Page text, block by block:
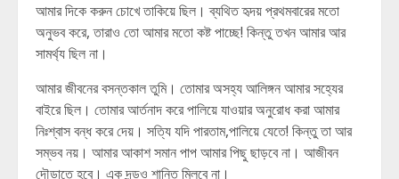
আমার দিকে করুন চোখে তাকিয়ে ছিল। ব্যথিত হৃদয় প্রথমবারের মতো
অনুভব করে, তারাও তো আমার মতো কষ্ট পাচ্ছে! কিন্তু তখন আমার আর
সামর্থ্য ছিল না।
আমার জীবনের বসন্তকাল তুমি। তোমার অসহ্য আলিঙ্গন আমার সহ্যের
বাইরে ছিল। তোমার আর্তনাদ করে পালিয়ে যাওয়ার অনুরোধ করা আমার
নিঃশ্বাস বন্ধ করে দেয়। সত্যি যদি পারতাম,পালিয়ে যেতে! কিন্তু তা আর
সম্ভব নয়। আমার আকাশ সমান পাপ আমার পিছু ছাড়বে না। আজীবন
দৌড়াতে হবে। এক দন্ডও শান্তি মিলবে না।